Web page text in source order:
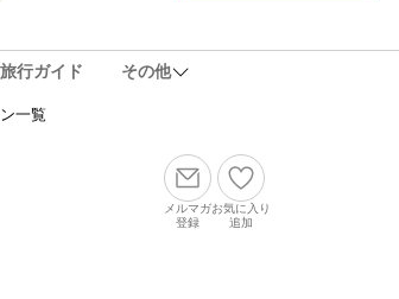
旅行ガイド その他
一覧
メルマガ
登録
お気に入り
追加